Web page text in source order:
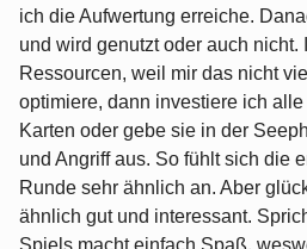
ich die Aufwertung erreiche.
und wird genutzt oder auch nicht.
Ressourcen, weil mir das nicht
optimiere, dann investiere ich
Karten oder gebe sie in der
und Angriff aus. So fühlt sich die
Runde sehr ähnlich an. Aber
ähnlich gut und interessant.